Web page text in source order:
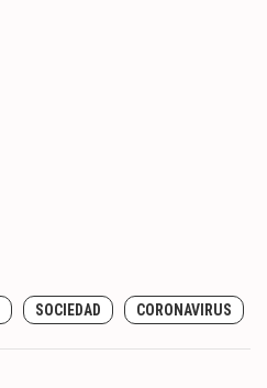
SOCIEDAD CORONAVIRUS